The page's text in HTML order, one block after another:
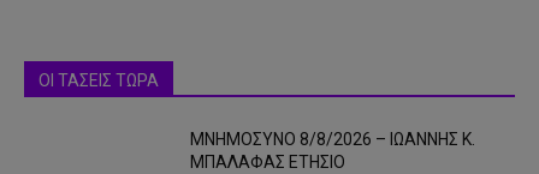
ΟΙ ΤΑΣΕΙΣ ΤΩΡΑ
ΜΝΗΜΟΣΥΝΟ 8/8/2026 – ΙΩΑΝΝΗΣ Κ.
ΜΠΑΛΑΦΑΣ ΕΤΗΣΙΟ